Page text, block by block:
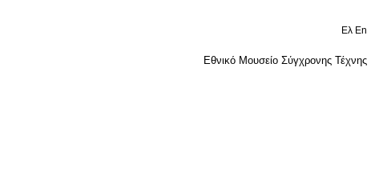
Ελ En
Εθνικό Μουσείο Σύγχρονης Τέχνης